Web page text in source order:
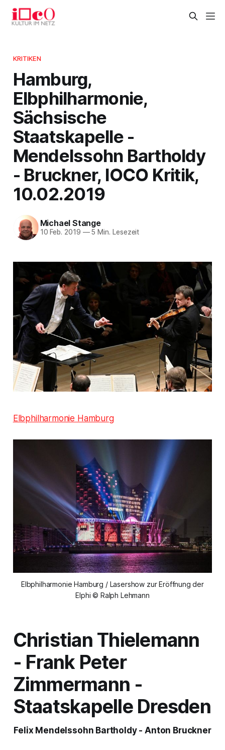
KRITIKEN
Hamburg,
Elbphilharmonie,
Sächsische
Staatskapelle -
Mendelssohn Bartholdy
- Bruckner, IOCO Kritik,
10.02.2019
Michael Stange
10 Feb. 2019 —5 Min. Lesezeit
Elbphilharmonie Hamburg
Elbphilharmonie Hamburg / Lasershow zur Eröffnung der
Elphi © Ralph Lehmann
Christian Thielemann
- Frank Peter
Zimmermann -
Staatskapelle Dresden
Felix Mendelssohn Bartholdy - Anton Bruckner